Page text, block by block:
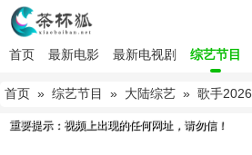
首页 最新电影 最新电视剧 综艺节目
首页 » 综艺节目 » 大陆综艺 » 歌手2026